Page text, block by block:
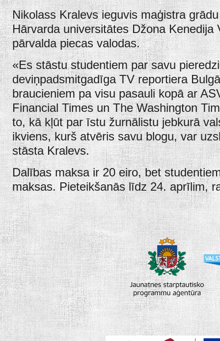
Nikolass Kralevs ieguvis maģistra
Hārvarda universitātes Džona Kenedija
pārvalda piecas valodas.
«Es stāstu studentiem par savu
deviņpadsmitgadīga TV reportiera
braucieniem pa visu pasauli kopā ar
Financial Times un The Washington
to, kā kļūt par īstu žurnālistu jebkurā
ikviens, kurš atvēris savu blogu, var
stāsta Kralevs.
Dalības maksa ir 20 eiro, bet
maksas. Pieteikšanās līdz 24. aprīlim,